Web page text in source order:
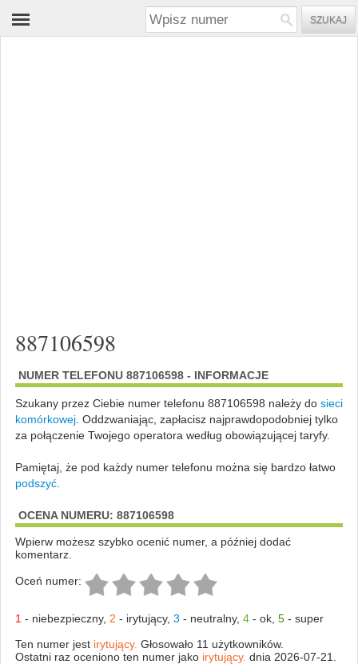
887106598
NUMER TELEFONU 887106598 - INFORMACJE
Szukany przez Ciebie numer telefonu 887106598 należy do sieci
komórkowej. Oddzwaniając, zapłacisz najprawdopodobniej tylko
za połączenie Twojego operatora według obowiązującej taryfy.
Pamiętaj, że pod każdy numer telefonu można się bardzo łatwo
podszyć.
OCENA NUMERU: 887106598
Wpierw możesz szybko ocenić numer, a później dodać
komentarz.
Oceń numer:
1 - niebezpieczny, 2 - irytujący, 3 - neutralny, 4- ok, 5- super
Ten numer jest irytujący. Głosowało 11 użytkowników.
Ostatni raz oceniono ten numer jako irytujący. dnia 2026-07-21.